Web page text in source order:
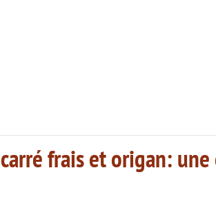
frais et origan: